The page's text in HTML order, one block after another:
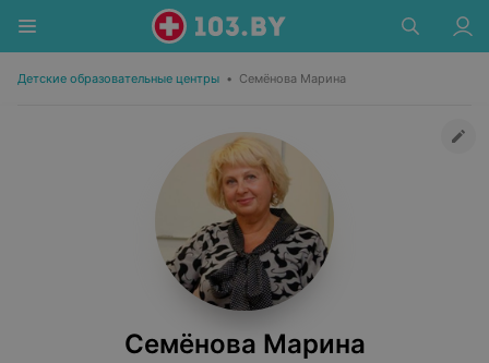
Детские образовательные центры • Семёнова Марина
Семёнова Марина